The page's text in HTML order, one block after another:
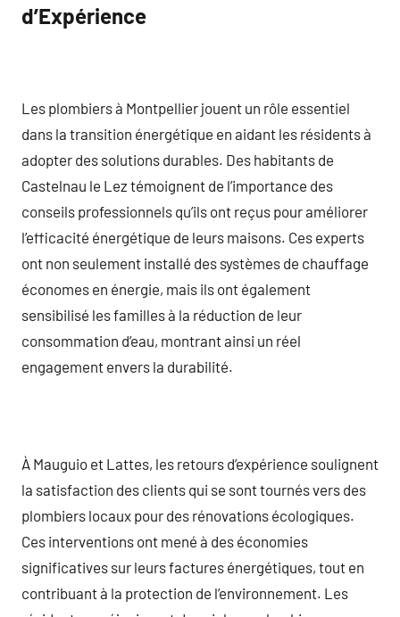
d’Expérience
Les plombiers à Montpellier jouent un rôle essentiel
dans la transition énergétique en aidant les résidents à
adopter des solutions durables. Des habitants de
Castelnau le Lez témoignent de l’importance des
conseils professionnels qu’ils ont reçus pour améliorer
l’efficacité énergétique de leurs maisons. Ces experts
ont non seulement installé des systèmes de chauffage
économes en énergie, mais ils ont également
sensibilisé les familles à la réduction de leur
consommation d’eau, montrant ainsi un réel
engagement envers la durabilité.
À Mauguio et Lattes, les retours d’expérience soulignent
la satisfaction des clients qui se sont tournés vers des
plombiers locaux pour des rénovations écologiques.
Ces interventions ont mené à des économies
significatives sur leurs factures énergétiques, tout en
contribuant à la protection de l’environnement. Les